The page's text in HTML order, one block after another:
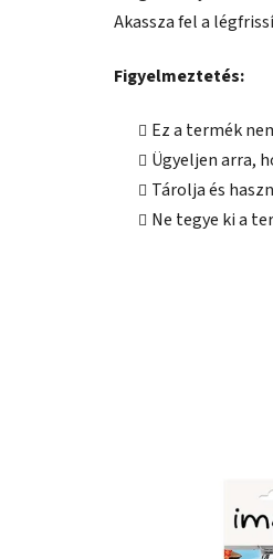
Akassza fel a
Figyelmeztetés:
Ez a termék
Ügyeljen arra,
Tárolja és
Ne tegye ki a